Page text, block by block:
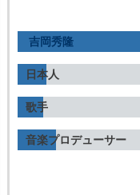
吉岡秀隆
日本人
歌手
音楽プロデューサー